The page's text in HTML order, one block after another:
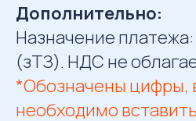
Дополнительно:
Назначение платежа:
(зТЗ). НДС не
*Oбозначены цифры,
необходимо